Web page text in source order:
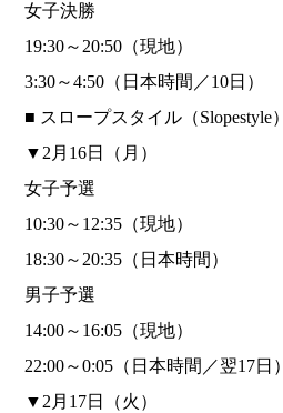
女子決勝
19:30～20:50（現地）
3:30～4:50（日本時間／10日）
■ スロープスタイル（Slopestyle）
▼2月16日（月）
女子予選
10:30～12:35（現地）
18:30～20:35（日本時間）
男子予選
14:00～16:05（現地）
22:00～0:05（日本時間／翌17日）
▼2月17日（火）